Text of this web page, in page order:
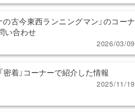
の古今東西ランニングマン」のコーナ
い合わせ
2026/03/09
密着」コーナーで紹介した情報
2025/11/19